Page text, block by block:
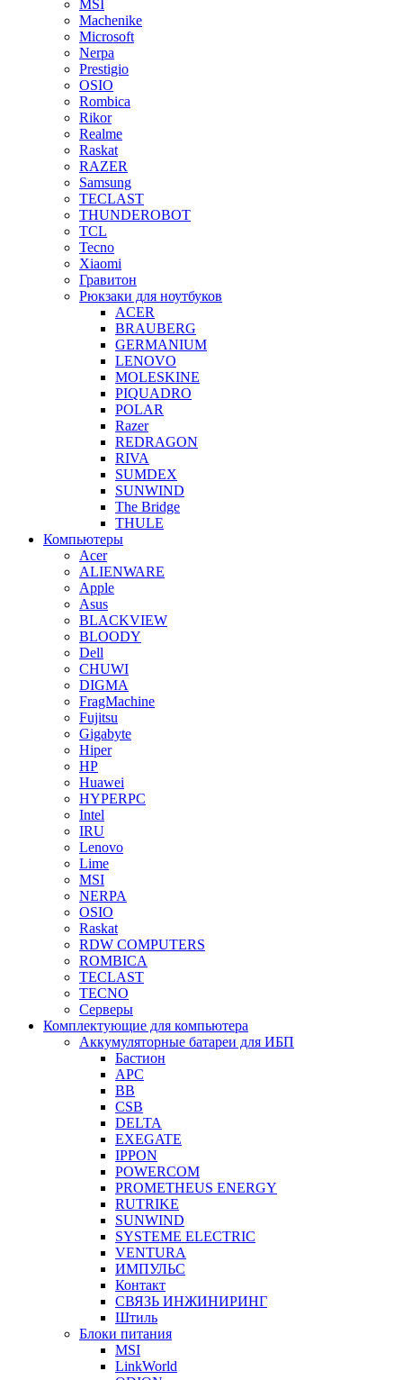
MSI
Machenike
Microsoft
Nerpa
Prestigio
OSIO
Rombica
Rikor
Realme
Raskat
RAZER
Samsung
TECLAST
THUNDEROBOT
TCL
Tecno
Xiaomi
Гравитон
Рюкзаки для ноутбуков
ACER
BRAUBERG
GERMANIUM
LENOVO
MOLESKINE
PIQUADRO
POLAR
Razer
REDRAGON
RIVA
SUMDEX
SUNWIND
The Bridge
THULE
Компьютеры
Acer
ALIENWARE
Apple
Asus
BLACKVIEW
BLOODY
Dell
CHUWI
DIGMA
FragMachine
Fujitsu
Gigabyte
Hiper
HP
Huawei
HYPERPC
Intel
IRU
Lenovo
Lime
MSI
NERPA
OSIO
Raskat
RDW COMPUTERS
ROMBICA
TECLAST
TECNO
Серверы
Комплектующие для компьютера
Аккумуляторные батареи для ИБП
Бастион
APC
BB
CSB
DELTA
EXEGATE
IPPON
POWERCOM
PROMETHEUS ENERGY
RUTRIKE
SUNWIND
SYSTEME ELECTRIC
VENTURA
ИМПУЛЬС
Контакт
СВЯЗЬ ИНЖИНИРИНГ
Штиль
Блоки питания
MSI
LinkWorld